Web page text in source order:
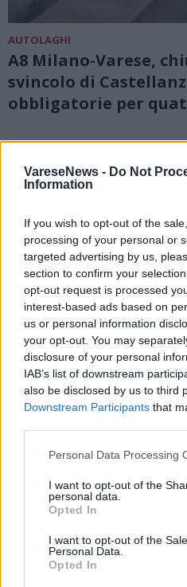
VareseNews - Do Not
Information
If you wish to opt-out of the
processing of your personal or
targeted advertising by us,
section to confirm your
opt-out request is processed
interest-based ads based on
us or personal information
your opt-out. You may
disclosure of your personal
IAB’s list of downstream
also be disclosed by us to third
Downstream Participants that
Personal Data Processing
I want to opt-out of the
personal data.
Opted In
I want to opt-out of the
Personal Data.
Opted In
AUTOLAGHI
A8 Milano-Varese,
svincolo di
obbligatorie per
CASTELLANZA
LIUC Test Lab, il